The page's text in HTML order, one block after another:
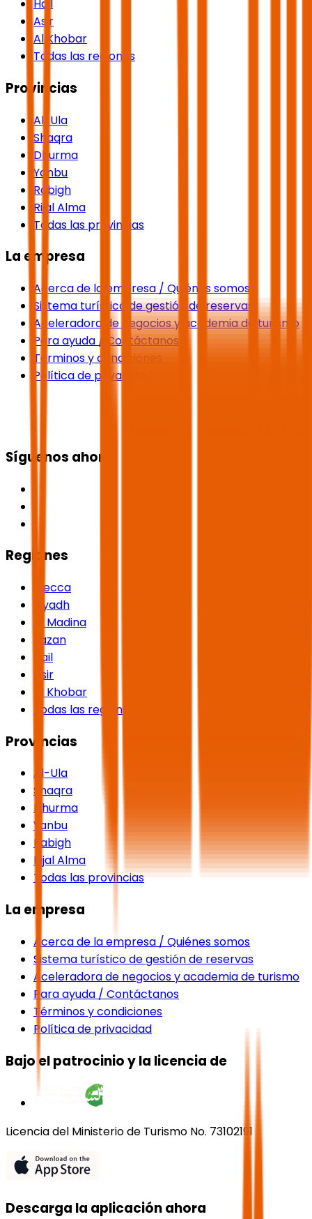
Hail
Asir
Al Khobar
Todas las regiones
Provincias
Al-Ula
Shaqra
Dhurma
Yanbu
Rabigh
Rijal Alma
Todas las provincias
La empresa
Acerca de la empresa / Quiénes somos
Sistema turístico de gestión de reservas
Aceleradora de negocios y academia de turismo
Para ayuda / Contáctanos
Términos y condiciones
Política de privacidad
Síguenos ahora
Regiones
Mecca
Riyadh
Al Madina
Jazan
Hail
Asir
Al Khobar
Todas las regiones
Provincias
Al-Ula
Shaqra
Dhurma
Yanbu
Rabigh
Rijal Alma
Todas las provincias
La empresa
Acerca de la empresa / Quiénes somos
Sistema turístico de gestión de reservas
Aceleradora de negocios y academia de turismo
Para ayuda / Contáctanos
Términos y condiciones
Política de privacidad
Bajo el patrocinio y la licencia de
Licencia del Ministerio de Turismo No. 73102191
Descarga la aplicación ahora